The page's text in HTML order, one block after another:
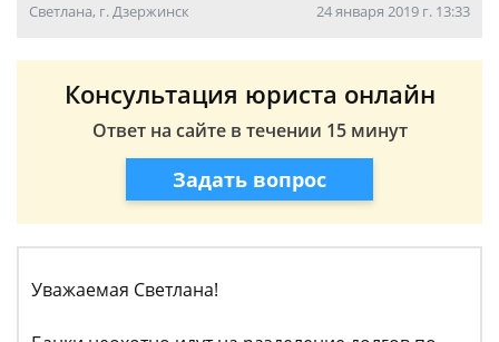
Светлана, г. Дзержинск 24 января 2019 г. 13:33
Консультация юриста онлайн
Ответ на сайте в течении 15 минут
Задать вопрос
Уважаемая Светлана!